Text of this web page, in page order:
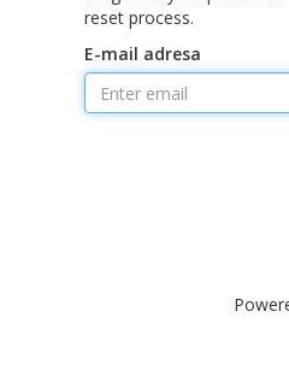
reset process.
E-mail adresa